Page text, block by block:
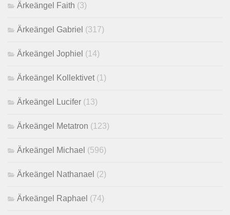
Ärkeängel Faith (3)
Ärkeängel Gabriel (317)
Ärkeängel Jophiel (14)
Ärkeängel Kollektivet (1)
Ärkeängel Lucifer (13)
Ärkeängel Metatron (123)
Ärkeängel Michael (596)
Ärkeängel Nathanael (2)
Ärkeängel Raphael (74)